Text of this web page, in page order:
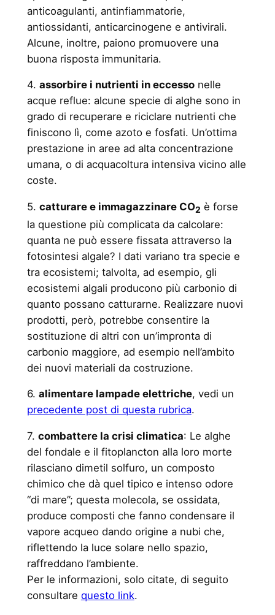
anticoagulanti, antinfiammatorie,
antiossidanti, anticarcinogene e antivirali.
Alcune, inoltre, paiono promuovere una
buona risposta immunitaria.
4. assorbire i nutrienti in eccessonelle
acque reflue: alcune specie di alghe sono in
grado di recuperare e riciclare nutrienti che
finiscono lì, come azoto e fosfati. Un’ottima
prestazione in aree ad alta concentrazione
umana, o di acquacoltura intensiva vicino alle
coste.
5. catturare e immagazzinare CO2 è forse
la questione più complicata da calcolare:
quanta ne può essere fissata attraverso la
fotosintesi algale? I dati variano tra specie e
tra ecosistemi; talvolta, ad esempio, gli
ecosistemi algali producono più carbonio di
quanto possano catturarne. Realizzare nuovi
prodotti, però, potrebbe consentire la
sostituzione di altri con un’impronta di
carbonio maggiore, ad esempio nell’ambito
dei nuovi materiali da costruzione.
6. alimentare lampade elettriche, vedi un
precedente post di questa rubrica.
7. combattere la crisi climatica: Le alghe
del fondale e il fitoplancton alla loro morte
rilasciano dimetil solfuro, un composto
chimico che dà quel tipico e intenso odore
“di mare”; questa molecola, se ossidata,
produce composti che fanno condensare il
vapore acqueo dando origine a nubi che,
riflettendo la luce solare nello spazio,
raffreddano l’ambiente.
Per le informazioni, solo citate, di seguito
consultare questo link.